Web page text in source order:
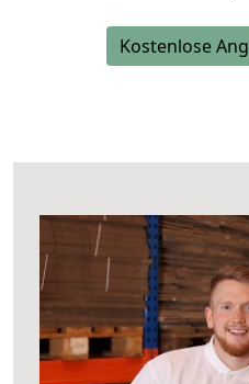
Kostenlose